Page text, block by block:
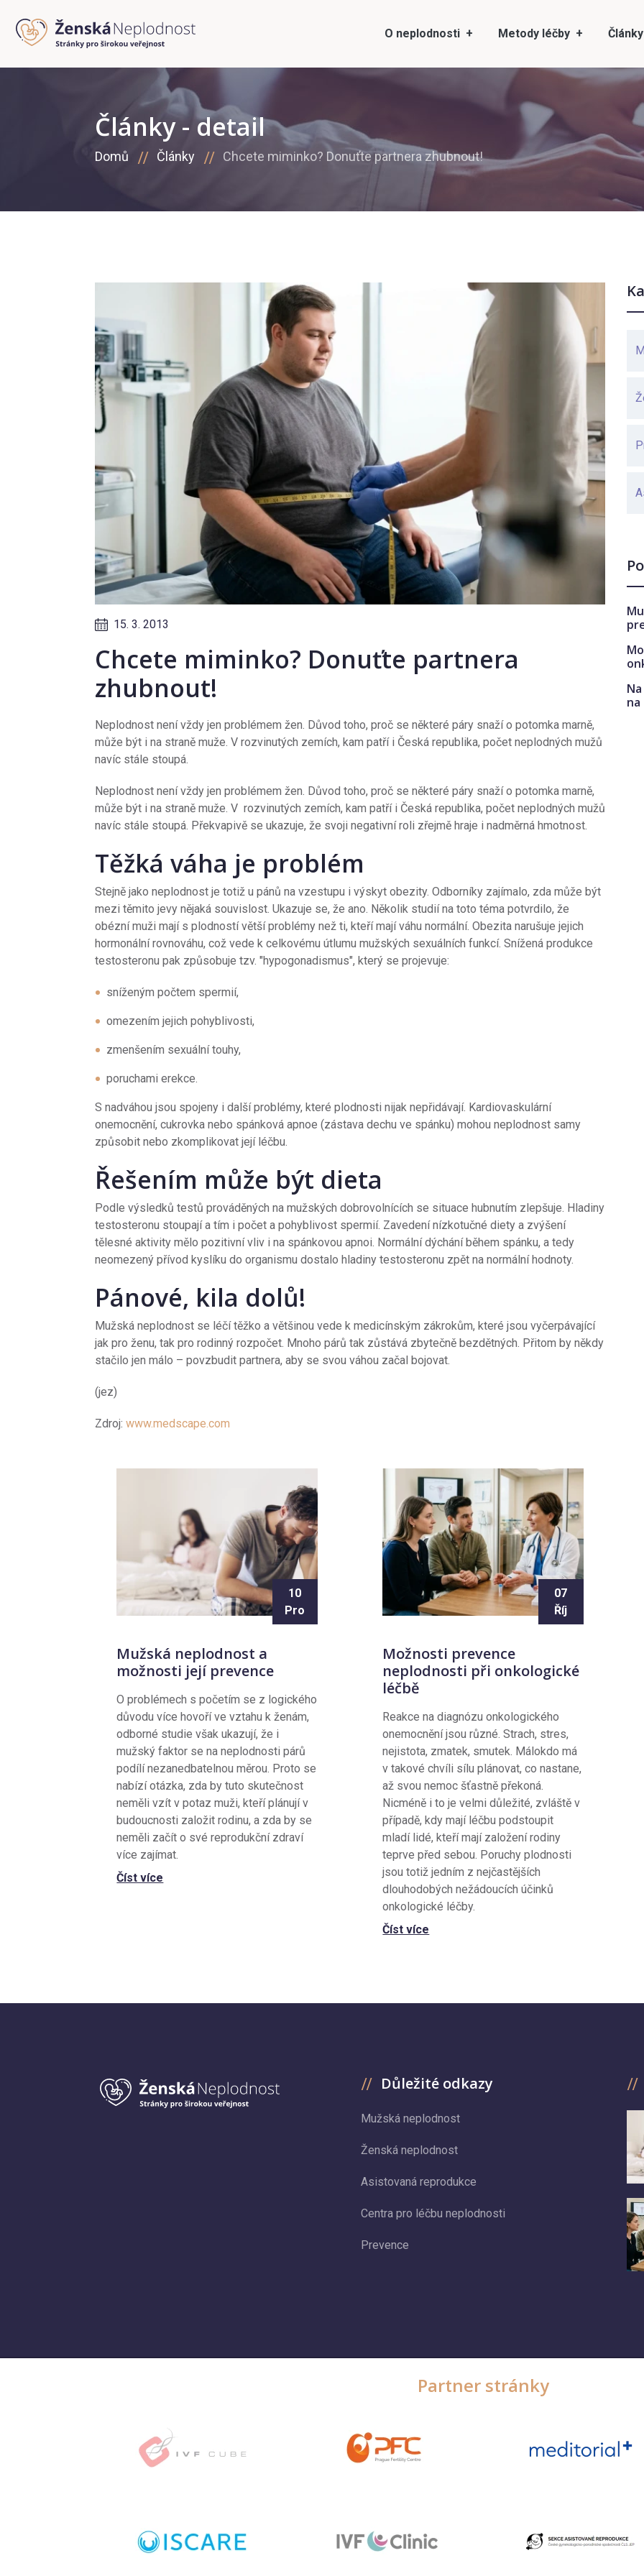
O neplodnosti Metody léčby Články
Články - detail
Domů Články Chcete miminko? Donuťte partnera zhubnout!
15. 3. 2013
Chcete miminko? Donuťte partnera
zhubnout!
Neplodnost není vždy jen problémem žen. Důvod toho, proč se některé páry snaží o potomka marně,
může být i na straně muže. V rozvinutých zemích, kam patří i Česká republika, počet neplodných mužů
navíc stále stoupá.
Neplodnost není vždy jen problémem žen. Důvod toho, proč se některé páry snaží o potomka marně,
může být i na straně muže. V rozvinutých zemích, kam patří i Česká republika, počet neplodných mužů
navíc stále stoupá. Překvapivě se ukazuje, že svoji negativní roli zřejmě hraje i nadměrná hmotnost.
Těžká váha je problém
Stejně jako neplodnost je totiž u pánů na vzestupu i výskyt obezity. Odborníky zajímalo, zda může být
mezi těmito jevy nějaká souvislost. Ukazuje se, že ano. Několik studií na toto téma potvrdilo, že
obézní muži mají s plodností větší problémy než ti, kteří mají váhu normální. Obezita narušuje jejich
hormonální rovnováhu, což vede k celkovému útlumu mužských sexuálních funkcí. Snížená produkce
testosteronu pak způsobuje tzv. "hypogonadismus", který se projevuje:
sníženým počtem spermií,
omezením jejich pohyblivosti,
zmenšením sexuální touhy,
poruchami erekce.
S nadváhou jsou spojeny i další problémy, které plodnosti nijak nepřidávají. Kardiovaskulární
onemocnění, cukrovka nebo spánková apnoe (zástava dechu ve spánku) mohou neplodnost samy
způsobit nebo zkomplikovat její léčbu.
Řešením může být dieta
Podle výsledků testů prováděných na mužských dobrovolnících se situace hubnutím zlepšuje. Hladiny
testosteronu stoupají a tím i počet a pohyblivost spermií. Zavedení nízkotučné diety a zvýšení
tělesné aktivity mělo pozitivní vliv i na spánkovou apnoi. Normální dýchání během spánku, a tedy
neomezený přívod kyslíku do organismu dostalo hladiny testosteronu zpět na normální hodnoty.
Pánové, kila dolů!
Mužská neplodnost se léčí těžko a většinou vede k medicínským zákrokům, které jsou vyčerpávající
jak pro ženu, tak pro rodinný rozpočet. Mnoho párů tak zůstává zbytečně bezdětných. Přitom by někdy
stačilo jen málo – povzbudit partnera, aby se svou váhou začal bojovat.
(jez)
Zdroj: www.medscape.com
10
Pro
Mužská neplodnost a
možnosti její prevence
O problémech s početím se z logického
důvodu více hovoří ve vztahu k ženám,
odborné studie však ukazují, že i
mužský faktor se na neplodnosti párů
podílí nezanedbatelnou měrou. Proto se
nabízí otázka, zda by tuto skutečnost
neměli vzít v potaz muži, kteří plánují v
budoucnosti založit rodinu, a zda by se
neměli začít o své reprodukční zdraví
více zajímat.
Číst více
07
Říj
Možnosti prevence
neplodnosti při onkologické
léčbě
Reakce na diagnózu onkologického
onemocnění jsou různé. Strach, stres,
nejistota, zmatek, smutek. Málokdo má
v takové chvíli sílu plánovat, co nastane,
až svou nemoc šťastně překoná.
Nicméně i to je velmi důležité, zvláště v
případě, kdy mají léčbu podstoupit
mladí lidé, kteří mají založení rodiny
teprve před sebou. Poruchy plodnosti
jsou totiž jedním z nejčastějších
dlouhodobých nežádoucích účinků
onkologické léčby.
Číst více
Důležité odkazy
Mužská neplodnost
Ženská neplodnost
Asistovaná reprodukce
Centra pro léčbu neplodnosti
Prevence
Partner stránky